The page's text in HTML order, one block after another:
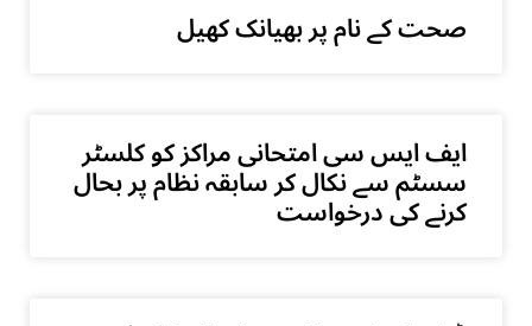
صحت کے نام پر بھیانک کھیل
ایف ایس سی امتحانی مراکز کو کلسٹر
سسٹم سے نکال کر سابقہ نظام پر بحال
کرنے کی درخواست